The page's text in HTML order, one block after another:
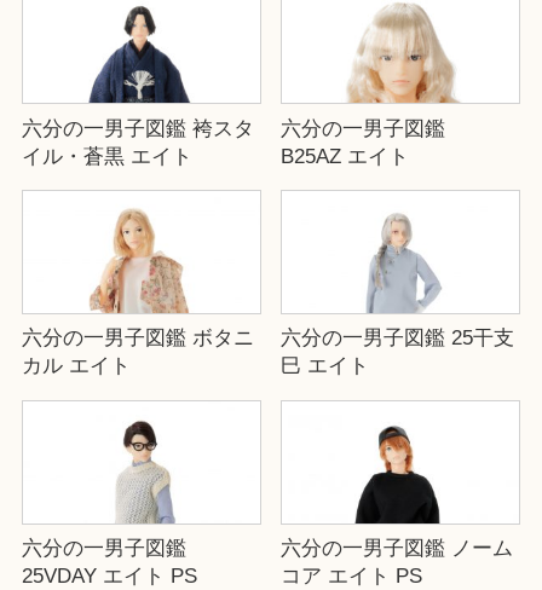
六分の一男子図鑑 袴スタ
イル・蒼黒 エイト
六分の一男子図鑑
B25AZ エイト
六分の一男子図鑑 ボタニ
カル エイト
六分の一男子図鑑 25干支
巳 エイト
六分の一男子図鑑
25VDAY エイト PS
六分の一男子図鑑 ノーム
コア エイト PS